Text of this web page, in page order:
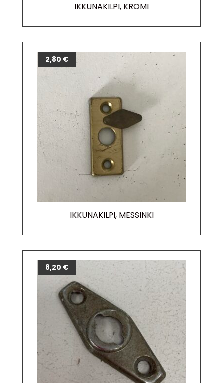
IKKUNAKILPI, KROMI
IKKUNAKILPI, MESSINKI
2,80 €
8,20 €